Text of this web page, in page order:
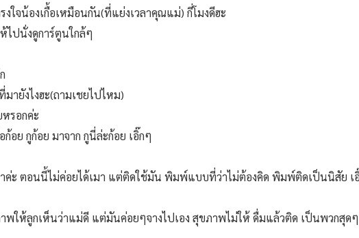
งใจน้องเกื้อเหมือนกัน(ที่แย่งเวลาคุณแม่) กี่โมงดีฮะ
ไปนั่งดูการ์ตูนใกล้ๆ
ายังไงฮะ(ถามเชยไปไหม)
หรอกค่ะ
อย กูก้อย มาจาก กูนี่ล่ะก้อย เอิ๊กๆ
มาค่ะ ตอนนี้ไม่ค่อยได้เมา แต่ติดใช้มัน พิมพ์แบบที่ว่าไม่ต้องคิด พิมพ์ติดเป็นนิสัย เ
าพให้ลูกเห็นว่าแม่ดี แต่มันค่อยๆจางไปเอง สุขภาพไม่ให้ ดื่มแล้วติด เป็นพวกสุด